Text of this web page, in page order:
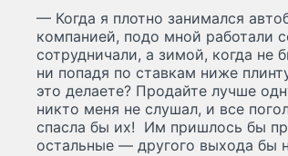
— Когда я плотно занимался
компанией, подо мной работали
сотрудничали, а зимой, когда не
ни попадя по ставкам ниже
это делаете? Продайте лучше
никто меня не слушал, и все
спасла бы их! Им пришлось бы
остальные — другого выхода бы